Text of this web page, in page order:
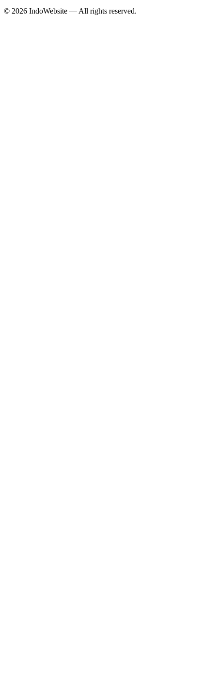
© 2026 IndoWebsite — All rights reserved.